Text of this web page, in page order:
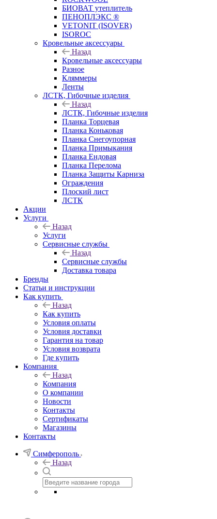
БИОВАТ утеплитель
ПЕНОПЛЭКС ®
VETONIT (ISOVER)
ISOROC
Кровельные аксессуары
Назад
Кровельные аксессуары
Разное
Кляммеры
Ленты
ЛСТК, Гибочные изделия
Назад
ЛСТК, Гибочные изделия
Планка Торцевая
Планка Коньковая
Планка Снегоупорная
Планка Примыкания
Планка Ендовая
Планка Перелома
Планка Защиты Карниза
Ограждения
Плоский лист
ЛСТК
Акции
Услуги
Назад
Услуги
Сервисные службы
Назад
Сервисные службы
Доставка товара
Бренды
Статьи и инструкции
Как купить
Назад
Как купить
Условия оплаты
Условия доставки
Гарантия на товар
Условия возврата
Где купить
Компания
Назад
Компания
О компании
Новости
Контакты
Сертификаты
Магазины
Контакты
Симферополь
Назад